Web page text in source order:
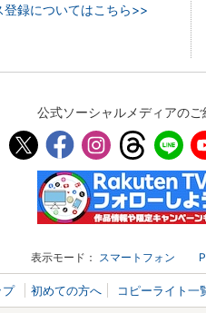
録についてはこちら>>
公式ソーシャルメディアのご
表示モード： スマートフォン
プ 初めての方へ コピーライト一